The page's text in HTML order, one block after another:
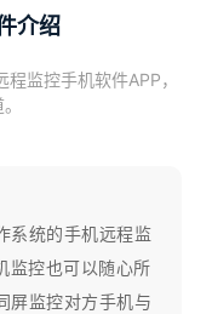
介绍
监控手机软件APP，
系统的手机远程监
监控也可以随心所
屏监控对方手机与